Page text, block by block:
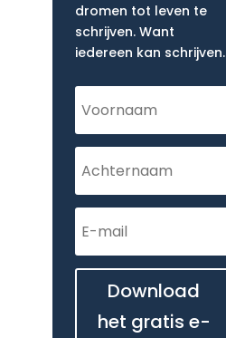
dromen tot leven te
schrijven. Want
iedereen kan schrijven.
Download
het gratis e-